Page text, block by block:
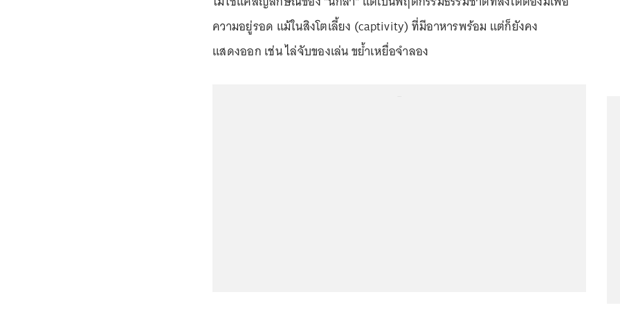
ความอยู่รอด แม้ในสิงโตเลี้ยง (captivity) ที่มีอาหารพร้อม แต่ก็ยังคง
แสดงออก เช่น ไล่จับของเล่น ขย้ำเหยื่อจำลอง